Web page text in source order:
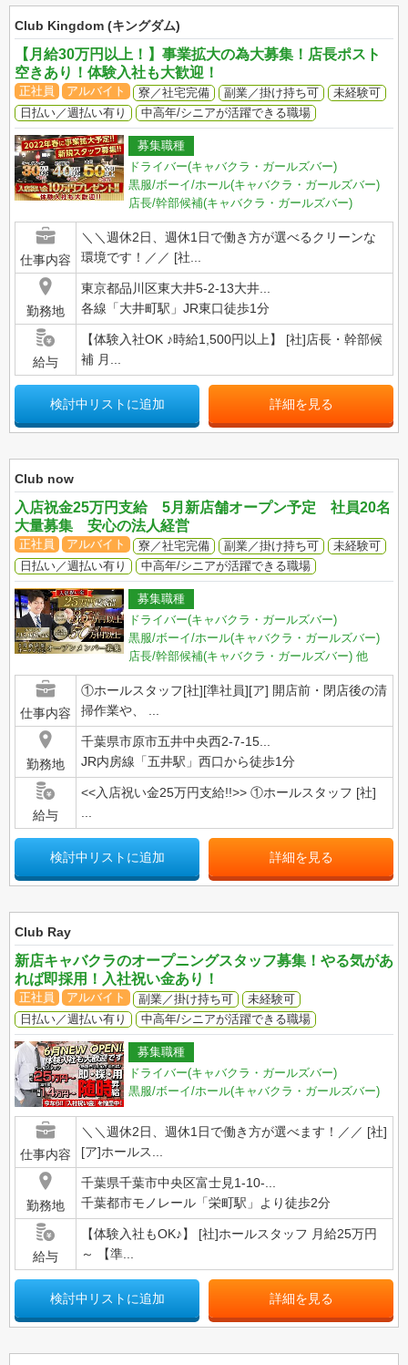
Club Kingdom (キングダム)
【月給30万円以上！】事業拡大の為大募集！店長ポスト
空きあり！体験入社も大歓迎！
正社員 アルバイト 寮／社宅完備 副業／掛け持ち可
未経験可
日払い／週払い有り
中高年/シニアが活躍できる職場
募集職種
ドライバー(キャバクラ・ガールズバー)
黒服/ボーイ/ホール(キャバクラ・ガールズバー)
店長/幹部候補(キャバクラ・ガールズバー)
仕事内容
＼＼週休2日、週休1日で働き方が選べるクリーンな
環境です！／／ [社...
勤務地
東京都品川区東大井5-2-13大井...
各線「大井町駅」JR東口徒歩1分
給与
【体験入社OK ♪時給1,500円以上】 [社]店長・幹部候
補 月...
検討中リストに追加 詳細を見る
Club now
入店祝金25万円支給 5月新店舗オープン予定 社員20名
大量募集 安心の法人経営
正社員 アルバイト 寮／社宅完備 副業／掛け持ち可
未経験可
日払い／週払い有り
中高年/シニアが活躍できる職場
募集職種
ドライバー(キャバクラ・ガールズバー)
黒服/ボーイ/ホール(キャバクラ・ガールズバー)
店長/幹部候補(キャバクラ・ガールズバー) 他
仕事内容
①ホールスタッフ[社][準社員][ア] 開店前・閉店後の清
掃作業や、 ...
勤務地
千葉県市原市五井中央西2-7-15...
JR内房線「五井駅」西口から徒歩1分
給与
<<入店祝い金25万円支給!!>> ①ホールスタッフ [社]
...
検討中リストに追加 詳細を見る
Club Ray
新店キャバクラのオープニングスタッフ募集！やる気があ
れば即採用！入社祝い金あり！
正社員 アルバイト 副業／掛け持ち可
未経験可
日払い／週払い有り
中高年/シニアが活躍できる職場
募集職種
ドライバー(キャバクラ・ガールズバー)
黒服/ボーイ/ホール(キャバクラ・ガールズバー)
仕事内容
＼＼週休2日、週休1日で働き方が選べます！／／ [社]
[ア]ホールス...
勤務地
千葉県千葉市中央区富士見1-10-...
千葉都市モノレール「栄町駅」より徒歩2分
給与
【体験入社もOK♪】 [社]ホールスタッフ 月給25万円
～ 【準...
検討中リストに追加 詳細を見る